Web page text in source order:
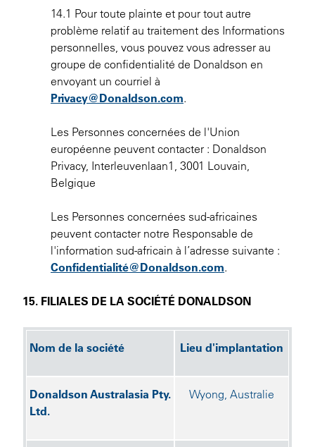
14.1 Pour toute plainte et pour tout autre
problème relatif au traitement des Informations
personnelles, vous pouvez vous adresser au
groupe de confidentialité de Donaldson en
envoyant un courriel à
Privacy@Donaldson.com.
Les Personnes concernées de l'Union
européenne peuvent contacter : Donaldson
Privacy, Interleuvenlaan1, 3001 Louvain,
Belgique
Les Personnes concernées sud-africaines
peuvent contacter notre Responsable de
l'information sud-africain à l’adresse suivante :
Confidentialité@Donaldson.com.
15. FILIALES DE LA SOCIÉTÉ DONALDSON
Nom de la société Lieu d'implantation
Donaldson Australasia Pty.
Ltd.
Wyong, Australie